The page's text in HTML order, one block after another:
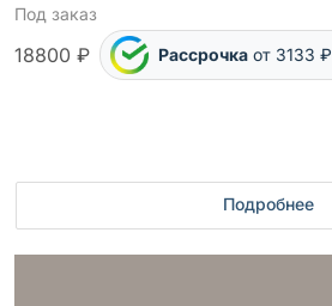
Под заказ
18800 ₽ Рассрочка от 3133 ₽
Подробнее